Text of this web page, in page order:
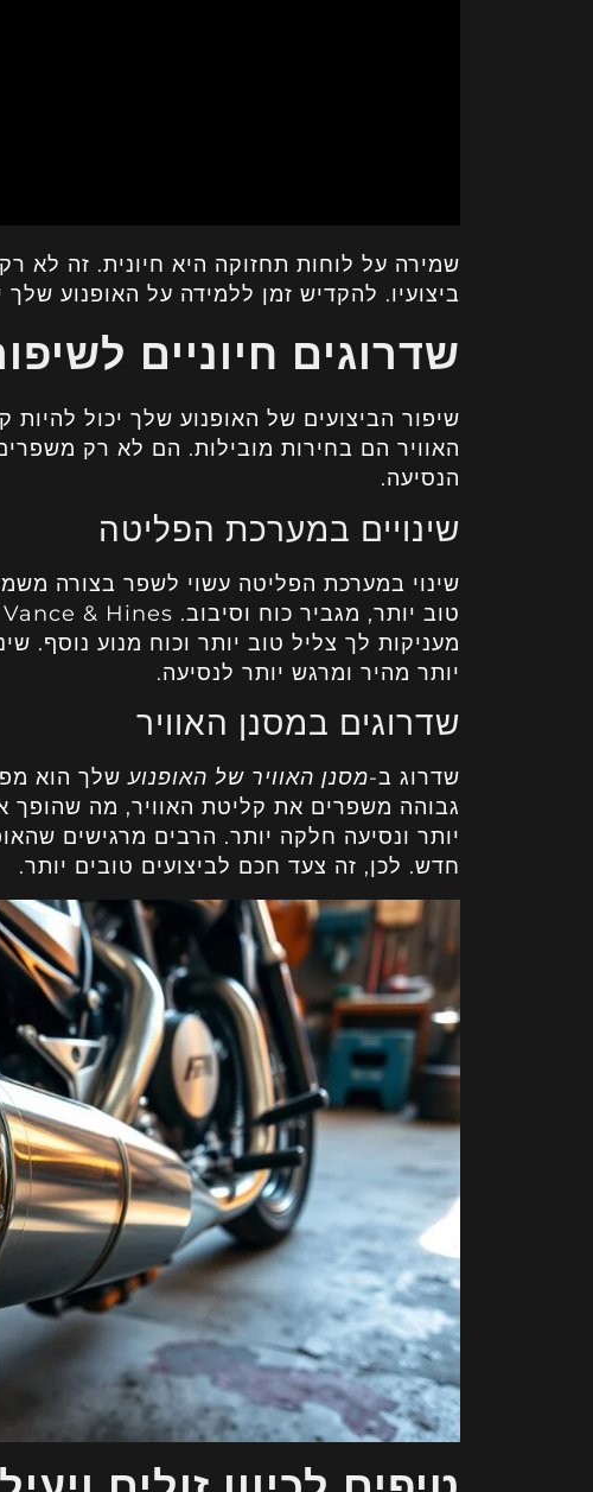
שמירה על לוחות תחזוקה היא חיונית. זה לא
ביצועיו. להקדיש זמן ללמידה על האופנוע
שדרוגים חיוניים
שיפור הביצועים של האופנוע שלך יכול להיות
האוויר הם בחירות מובילות. הם לא רק
הנסיעה.
שינויים במערכת הפליטה
שינוי במערכת הפליטה עשוי לשפר בצורה
מעניקות לך צליל טוב יותר וכוח מנוע נוסף.
יותר מהיר ומרגש יותר לנסיעה.
שדרוגים במסנן האוויר
שדרוג ב-מסנן האוויר של האופנועשלך הוא
גבוהה משפרים את קליטת האוויר, מה שהופך
יותר ונסיעה חלקה יותר. הרבים מרגישים
חדש. לכן, זה צעד חכם לביצועים טובים יותר.